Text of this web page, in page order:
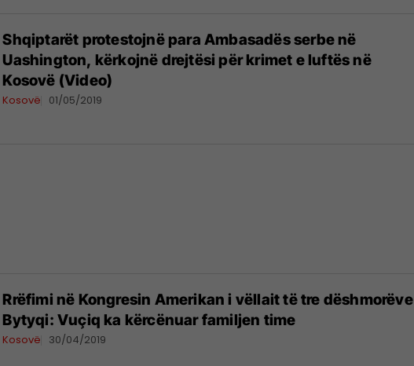
Shqiptarët protestojnë para Ambasadës serbe në
Uashington, kërkojnë drejtësi për krimet e luftës në
Kosovë (Video)
Kosovë 01/05/2019
Rrëfimi në Kongresin Amerikan i vëllait të tre dëshmorëve
Bytyqi: Vuçiq ka kërcënuar familjen time
Kosovë 30/04/2019